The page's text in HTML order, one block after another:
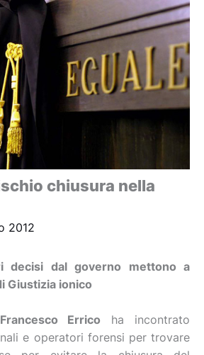
chiusura nella
2012
decisi dal governo mettono a
Giustizia ionico
Francesco Errico ha incontrato
e operatori forensi per trovare